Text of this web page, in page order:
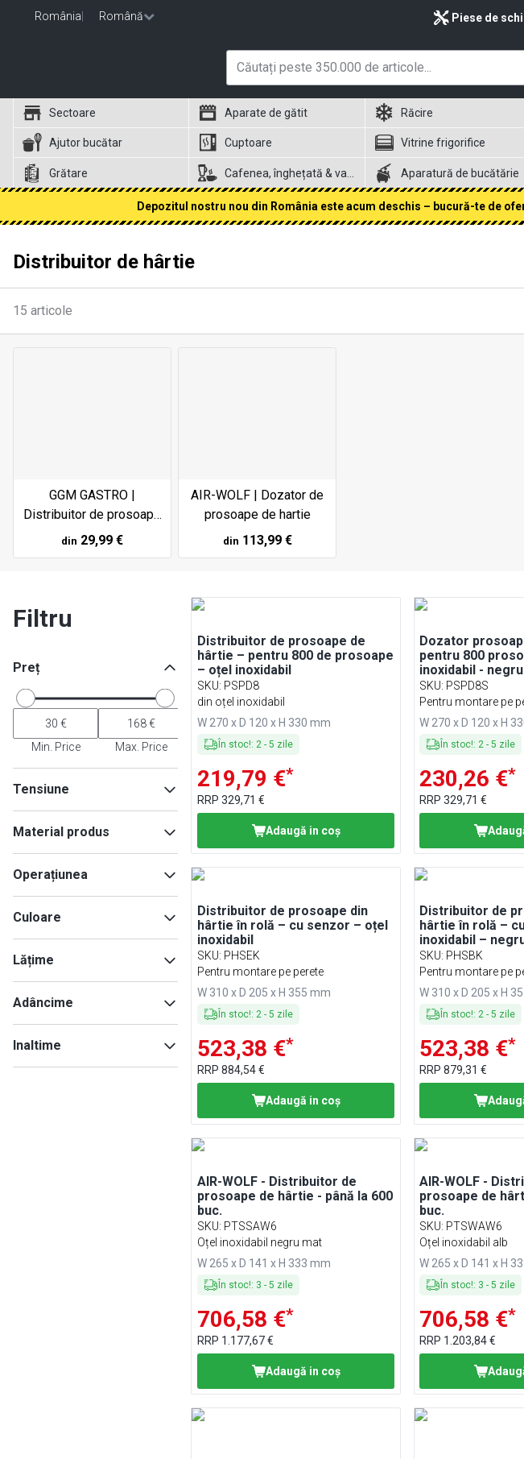
România Română Piese de
Sectoare Aparate de gătit Răcire
Ajutor bucătar Cuptoare Vitrine frigorifice
Grătare Aparatură de bucătărie
Depozitul nostru nou din România este acum deschis – bucură-te de
Distribuitor de hârtie
15 articole
GGM GASTRO |
Distribuitor de prosoape
de hârtie
din 29,99 €
AIR-WOLF | Dozator de
prosoape de hartie
din 113,99 €
Filtru
Preț
Min. Price Max. Price
Tensiune
Material produs
plastic ABS
Oțel inoxidabil AISI 304(2)
Operațiunea
Culoare
Oțel inoxidabil
Alb(2)
Negru mat
Antracit(1)
Lățime
Adâncime
Inaltime
Distribuitor de prosoape de
hârtie – pentru 800 de prosoape
– oțel inoxidabil
SKU: PSPD8
din oțel inoxidabil
W 270 x D 120 x H 330 mm
În stoc!: 2 - 5 zile
219,79 €*
RRP 329,71 €
Adaugă in coş
Dozator
pentru 800
inoxidabil - negru
SKU: PSPD8S
Pentru montare pe
W 270 x D 120 x H
În stoc!: 2 -5 zile
230,26 €*
RRP329,71 €
Distribuitor de prosoape din
hârtie în rolă – cu senzor – oțel
inoxidabil
SKU: PHSEK
Pentru montare pe perete
W 310 x D 205 x H 355 mm
În stoc!: 2- 5 zile
523,38 €*
RRP 884,54 €
Adaugă in coş
Distribuitor de
hârtie în rolă –
inoxidabil –
SKU: PHSBK
Pentru montare pe
W 310 x D 205 x H
În stoc!: 2 -5 zile
523,38 €*
RRP879,31 €
AIR-WOLF - Distribuitor de
prosoape de hârtie - până la 600
buc.
SKU: PTSSAW6
Oțel inoxidabil negru mat
W 265 x D 141 x H 333 mm
În stoc!: 3 - 5 zile
706,58 €*
RRP 1.177,67 €
Adaugă in coş
AIR-WOLF -
prosoape de hârtie - până la
buc.
SKU: PTSWAW6
Oțel inoxidabil alb
W 265 x D 141 x H
În stoc!: 3 -5 zile
706,58 €*
RRP 1.203,84 €